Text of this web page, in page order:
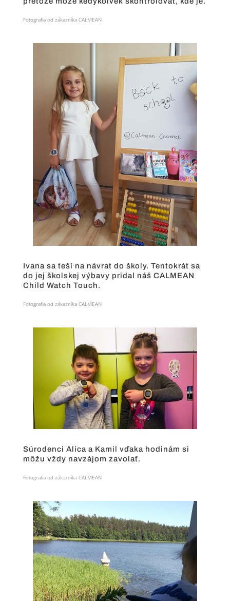
Fotografia od zákazníka CALMEAN
Ivana sa teší na návrat do školy. Tentokrát sa
do jej školskej výbavy pridal náš CALMEAN
Child Watch Touch.
Fotografia od zákazníka CALMEAN
Súrodenci Alica a Kamil vďaka hodinám si
môžu vždy navzájom zavolať.
Fotografia od zákazníka CALMEAN